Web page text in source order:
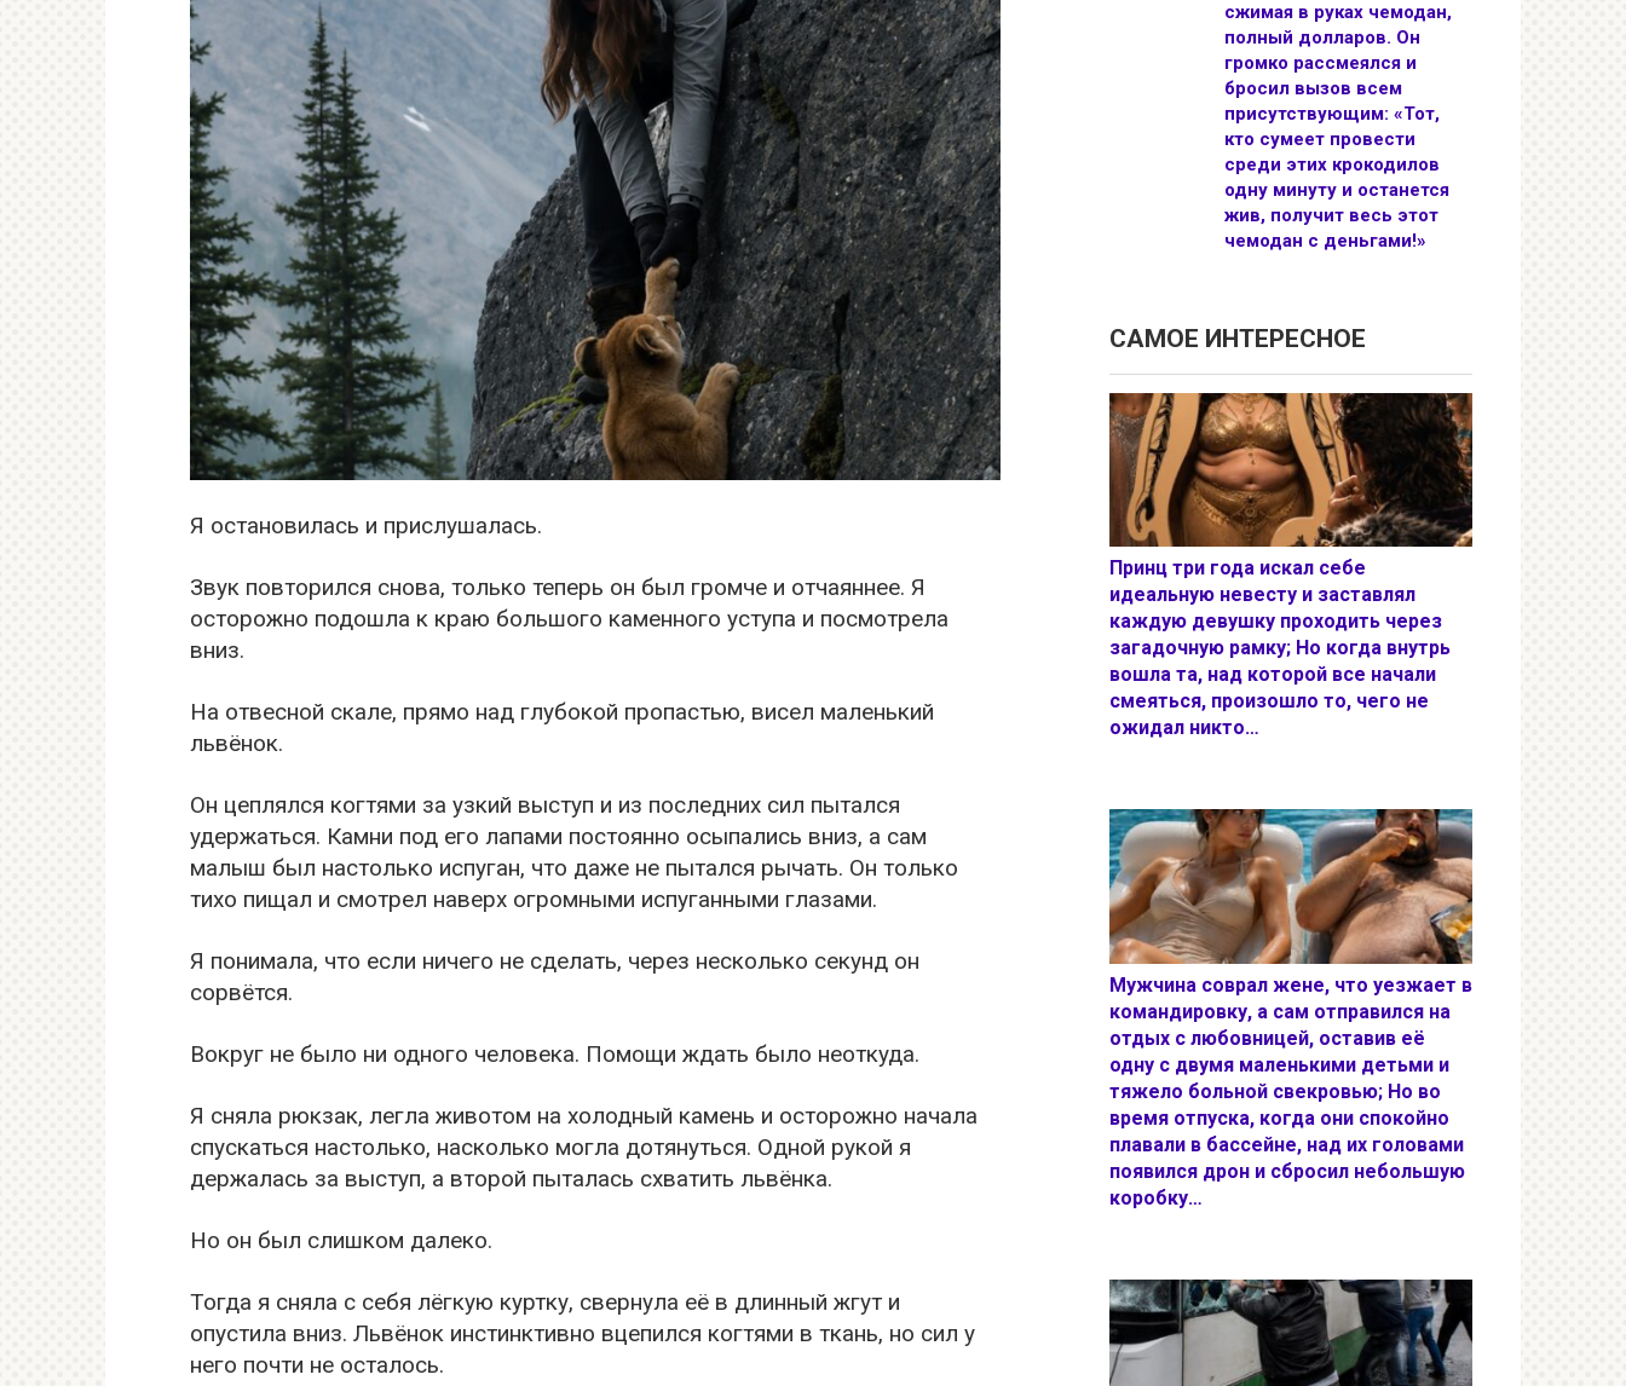
Я остановилась и прислушалась.
Звук повторился снова, только теперь он был громче и отчаяннее. Я
осторожно подошла к краю большого каменного уступа и посмотрела
вниз.
На отвесной скале, прямо над глубокой пропастью, висел маленький
львёнок.
Он цеплялся когтями за узкий выступ и из последних сил пытался
удержаться. Камни под его лапами постоянно осыпались вниз, а сам
малыш был настолько испуган, что даже не пытался рычать. Он только
тихо пищал и смотрел наверх огромными испуганными глазами.
Я понимала, что если ничего не сделать, через несколько секунд он
сорвётся.
Вокруг не было ни одного человека. Помощи ждать было неоткуда.
Я сняла рюкзак, легла животом на холодный камень и осторожно начала
спускаться настолько, насколько могла дотянуться. Одной рукой я
держалась за выступ, а второй пыталась схватить львёнка.
Но он был слишком далеко.
Тогда я сняла с себя лёгкую куртку, свернула её в длинный жгут и
опустила вниз. Львёнок инстинктивно вцепился когтями в ткань, но сил у
него почти не осталось.
сжимая в руках чемодан,
полный долларов. Он
громко рассмеялся и
бросил вызов всем
присутствующим: «Тот,
кто сумеет провести
среди этих крокодилов
одну минуту и останется
жив, получит весь этот
чемодан с деньгами!»
САМОЕ ИНТЕРЕСНОЕ
Принц три года искал себе
идеальную невесту и заставлял
каждую девушку проходить через
загадочную рамку; Но когда внутрь
вошла та, над которой все начали
смеяться, произошло то, чего не
ожидал никто…
Мужчина соврал жене, что уезжает в
командировку, а сам отправился на
отдых с любовницей, оставив её
одну с двумя маленькими детьми и
тяжело больной свекровью; Но во
время отпуска, когда они спокойно
плавали в бассейне, над их головами
появился дрон и сбросил небольшую
коробку…